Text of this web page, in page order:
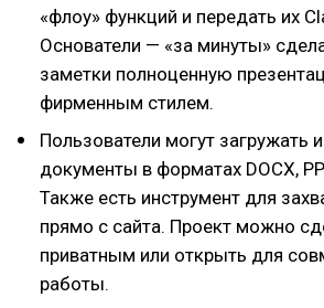
«флоу» функций и передать их
Основатели — «за минуты»
заметки полноценную
фирменным стилем.
Пользователи могут загружать
документы в форматах DOCX,
Также есть инструмент для
прямо с сайта. Проект можно
приватным или открыть для
работы.